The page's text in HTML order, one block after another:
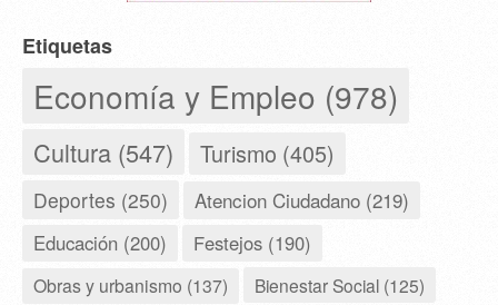
Etiquetas
Economía y Empleo (978)
Cultura (547) Turismo (405)
Deportes (250) Atencion Ciudadano (219)
Educación (200) Festejos (190)
Obras y urbanismo (137) Bienestar Social (125)